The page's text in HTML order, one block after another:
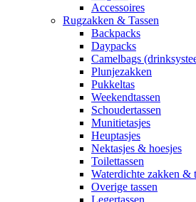
Accessoires
Rugzakken & Tassen
Backpacks
Daypacks
Camelbags
Plunjezakken
Pukkeltas
Weekendtassen
Schoudertassen
Munitietasjes
Heuptasjes
Nektasjes & hoesjes
Toilettassen
Waterdichte zakken &
Overige tassen
Legertassen